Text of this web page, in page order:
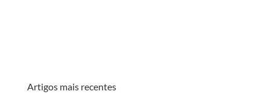
Artigos mais recentes